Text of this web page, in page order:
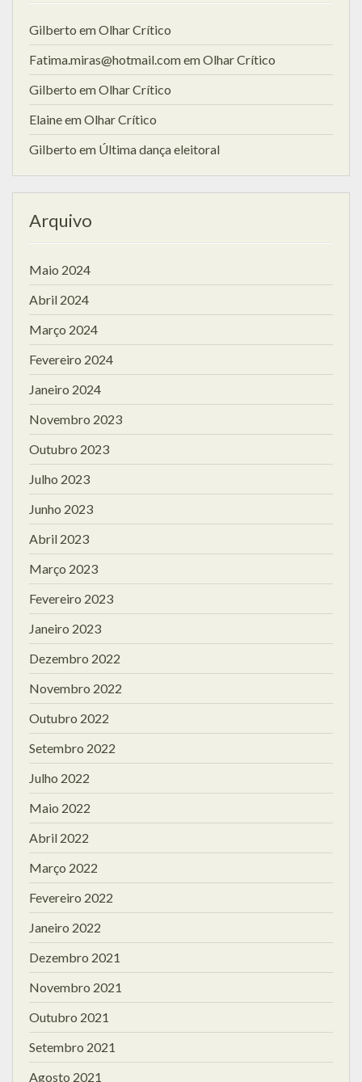
Gilberto emOlhar Crítico
Fatima.miras@hotmail.comemOlhar Crítico
Gilberto emOlhar Crítico
ElaineemOlhar Crítico
Gilberto em Última dança eleitoral
Arquivo
Maio 2024
Abril 2024
Março 2024
Fevereiro 2024
Janeiro 2024
Novembro 2023
Outubro 2023
Julho 2023
Junho 2023
Abril 2023
Março 2023
Fevereiro 2023
Janeiro 2023
Dezembro 2022
Novembro 2022
Outubro 2022
Setembro 2022
Julho 2022
Maio 2022
Abril 2022
Março 2022
Fevereiro 2022
Janeiro 2022
Dezembro 2021
Novembro 2021
Outubro 2021
Setembro 2021
Agosto 2021